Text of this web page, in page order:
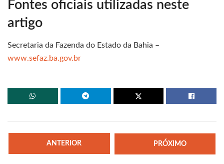
Fontes oficiais utilizadas neste
artigo
Secretaria da Fazenda do Estado da Bahia –
www.sefaz.ba.gov.br
ANTERIOR PRÓXIMO